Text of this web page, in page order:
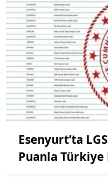
Esenyurt’ta
Puanla